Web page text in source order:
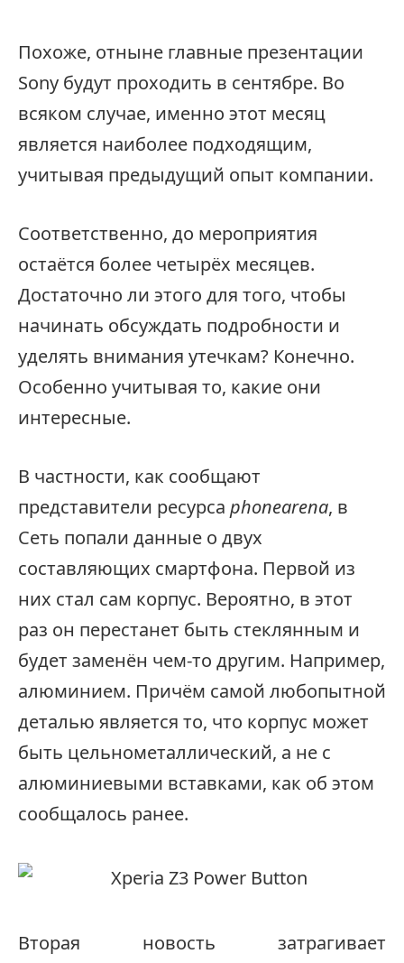
Похоже, отныне главные презентации
Sony будут проходить в сентябре. Во
всяком случае, именно этот месяц
является наиболее подходящим,
учитывая предыдущий опыт компании.
Соответственно, до мероприятия
остаётся более четырёх месяцев.
Достаточно ли этого для того, чтобы
начинать обсуждать подробности и
уделять внимания утечкам? Конечно.
Особенно учитывая то, какие они
интересные.
В частности, как сообщают
представители ресурса phonearena, в
Сеть попали данные о двух
составляющих смартфона. Первой из
них стал сам корпус. Вероятно, в этот
раз он перестанет быть стеклянным и
будет заменён чем-то другим. Например,
алюминием. Причём самой любопытной
деталью является то, что корпус может
быть цельнометаллический, а не с
алюминиевыми вставками, как об этом
сообщалось ранее.
Вторая новость затрагивает